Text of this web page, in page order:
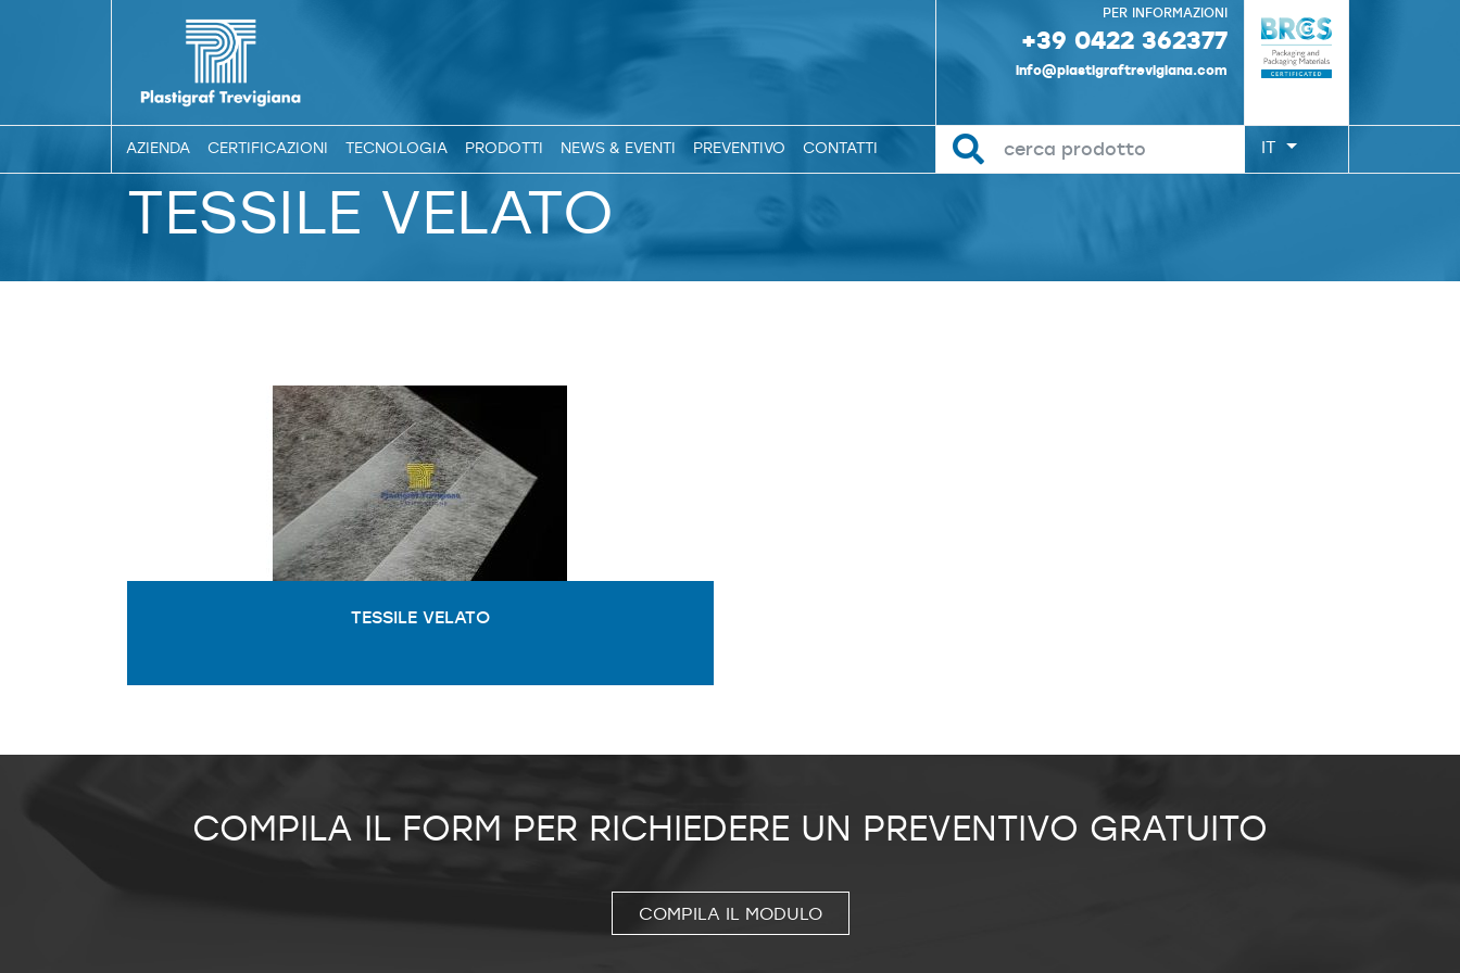
PER INFORMAZIONI
+39 0422 362377
info@plastigraftrevigiana.com
AZIENDA CERTIFICAZIONI TECNOLOGIA PRODOTTI NEWS & EVENTI PREVENTIVO CONTATTI IT
TESSILE VELATO
TESSILE VELATO
COMPILA IL FORM PER RICHIEDERE UN PREVENTIVO GRATUITO
COMPILA IL MODULO